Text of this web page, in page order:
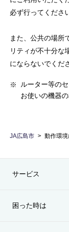
必ず行ってくださ
また、公共の場所
リティが不十分な
にならないでくだ
ルーター等の
お使いの機器
JA広島市 動作環
サービス
困った時は